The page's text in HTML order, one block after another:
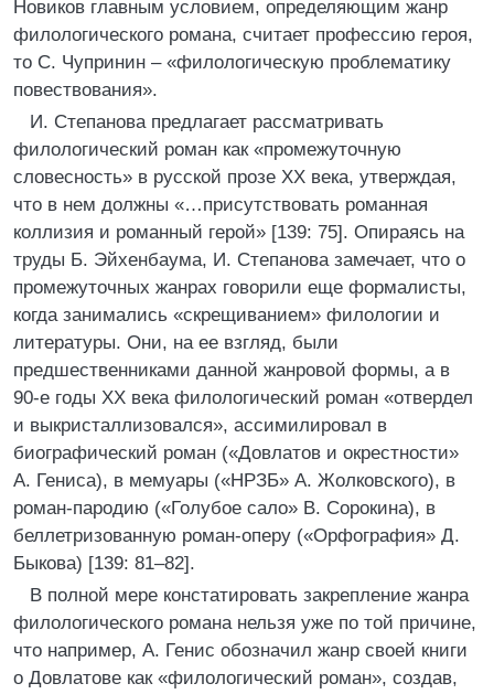
Новиков главным условием, определяющим жанр
филологического романа, считает профессию героя,
то С. Чупринин – «филологическую проблематику
повествования».
И. Степанова предлагает рассматривать
филологический роман как «промежуточную
словесность» в русской прозе XX века, утверждая,
что в нем должны «…присутствовать романная
коллизия и романный герой» [139: 75]. Опираясь на
труды Б. Эйхенбаума, И. Степанова замечает, что о
промежуточных жанрах говорили еще формалисты,
когда занимались «скрещиванием» филологии и
литературы. Они, на ее взгляд, были
предшественниками данной жанровой формы, а в
90-е годы XX века филологический роман «отвердел
и выкристаллизовался», ассимилировал в
биографический роман («Довлатов и окрестности»
А. Гениса), в мемуары («НРЗБ» А. Жолковского), в
роман-пародию («Голубое сало» В. Сорокина), в
беллетризованную роман-оперу («Орфография» Д.
Быкова) [139: 81–82].
В полной мере констатировать закрепление жанра
филологического романа нельзя уже по той причине,
что например, А. Генис обозначил жанр своей книги
о Довлатове как «филологический роман», создав,